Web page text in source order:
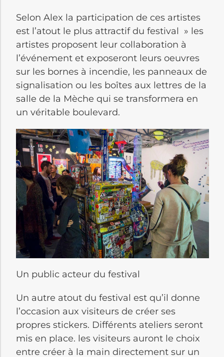
Selon Alex la participation de ces artistes
est l’atout le plus attractif du festival » les
artistes proposent leur collaboration à
l’événement et exposeront leurs oeuvres
sur les bornes à incendie, les panneaux de
signalisation ou les boîtes aux lettres de la
salle de la Mèche qui se transformera en
un véritable boulevard.
Un public acteur du festival
Un autre atout du festival est qu’il donne
l’occasion aux visiteurs de créer ses
propres stickers. Différents ateliers seront
mis en place. les visiteurs auront le choix
entre créer à la main directement sur un